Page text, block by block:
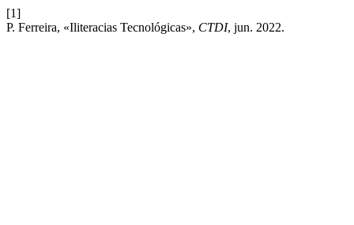
[1]
P. Ferreira, «Iliteracias Tecnológicas», CTDI, jun. 2022.